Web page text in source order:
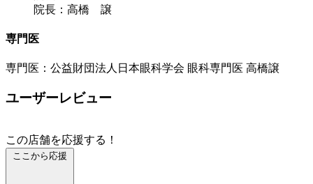
院長：高橋 譲
専門医
専門医：公益財団法人日本眼科学会 眼科専門医 高橋譲
ユーザーレビュー
この店舗を応援する！
ここから応援